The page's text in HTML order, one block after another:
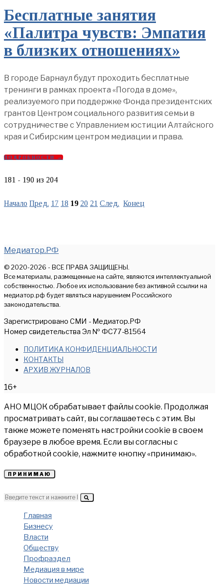
Бесплатные занятия
«Палитра чувств: Эмпатия
в близких отношениях»
В городе Барнаул будут проходить бесплатные
тренинги в рамках проекта «Погода в доме»,
реализуемого при поддержке Фонда президентских
грантов Центром социального развития семьи в
сотрудничестве с Управлением юстиции Алтайского
края и Сибирским центром медиации и права.
ПОДРОБНОСТИ →
181 - 190 из 204
Начало Пред. 17 18 19 20 21 След. Конец
Медиатор.РФ
© 2020-2026 - ВСЕ ПРАВА ЗАЩИЩЕНЫ.
Все материалы, размещенные на сайте, являются интеллектуальной
собственностью. Любое их использование без активной ссылки на
медиатор.рф будет являться нарушением Российского
законодательства.
Зарегистрировано СМИ - Медиатор.РФ
Номер свидетельства Эл № ФС77-81564
ПОЛИТИКА КОНФИДЕНЦИАЛЬНОСТИ
КОНТАКТЫ
АРХИВ ЖУРНАЛОВ
16+
АНО МЦОК обрабатывает файлы cookie. Продолжая
просматривать сайт, вы соглашаетесь с этим. Вы
также можете поменять настройки cookie в своем
браузере в любое время. Если вы согласны с
обработкой cookie, нажмите кнопку «принимаю».
ПРИНИМАЮ
Главная
Бизнесу
Власти
Обществу
Профраздел
Медиация в мире
Новости медиации